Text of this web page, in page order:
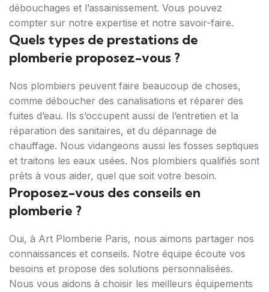
débouchages et l’assainissement. Vous pouvez
compter sur notre expertise et notre savoir-faire.
Quels types de prestations de
plomberie proposez-vous ?
Nos plombiers peuvent faire beaucoup de choses,
comme déboucher des canalisations et réparer des
fuites d’eau. Ils s’occupent aussi de l’entretien et la
réparation des sanitaires, et du dépannage de
chauffage. Nous vidangeons aussi les fosses septiques
et traitons les eaux usées. Nos plombiers qualifiés sont
prêts à vous aider, quel que soit votre besoin.
Proposez-vous des conseils en
plomberie ?
Oui, à Art Plomberie Paris, nous aimons partager nos
connaissances et conseils. Notre équipe écoute vos
besoins et propose des solutions personnalisées.
Nous vous aidons à choisir les meilleurs équipements